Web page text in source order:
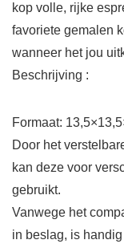
kop volle, rijke
favoriete gemalen
wanneer het jou
Beschrijving :
Formaat:
Door het
kan deze voor
gebruikt.
Vanwege het
in beslag, is